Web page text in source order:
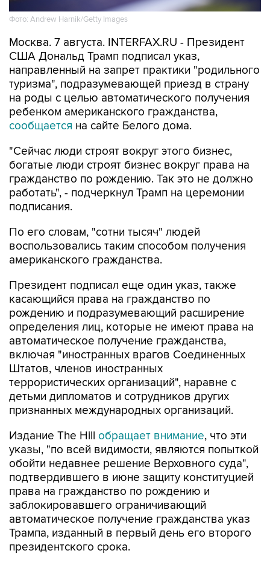
Фото: Andrew Harnik/Getty Images
Москва. 7 августа. INTERFAX.RU - Президент
США Дональд Трамп подписал указ,
направленный на запрет практики "родильного
туризма", подразумевающей приезд в страну
на роды с целью автоматического получения
ребенком американского гражданства,
сообщается на сайте Белого дома.
"Сейчас люди строят вокруг этого бизнес,
богатые люди строят бизнес вокруг права на
гражданство по рождению. Так это не должно
работать", - подчеркнул Трамп на церемонии
подписания.
По его словам, "сотни тысяч" людей
воспользовались таким способом получения
американского гражданства.
Президент подписал еще один указ, также
касающийся права на гражданство по
рождению и подразумевающий расширение
определения лиц, которые не имеют права на
автоматическое получение гражданства,
включая "иностранных врагов Соединенных
Штатов, членов иностранных
террористических организаций", наравне с
детьми дипломатов и сотрудников других
признанных международных организаций.
Издание The Hill обращает внимание, что эти
указы, "по всей видимости, являются попыткой
обойти недавнее решение Верховного суда",
подтвердившего в июне защиту конституцией
права на гражданство по рождению и
заблокировавшего ограничивающий
автоматическое получение гражданства указ
Трампа, изданный в первый день его второго
президентского срока.